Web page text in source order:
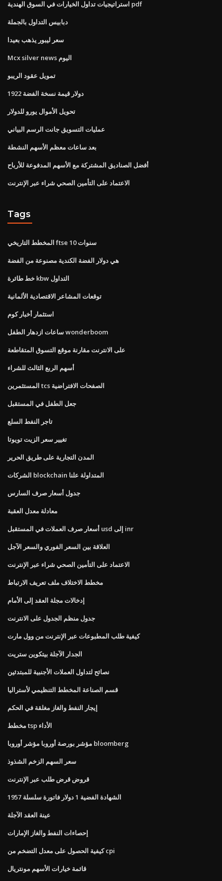
استراتيجيات تداول الخيارات في السوق الهندية pdf
دبابيس التداول بالجملة
سعر ليبور يذهب بعيدا
Mcx silver news اليوم
تمويل عقود الريبو
1922 دولار قيمة نسخة الفضة
تحويل الأموال يورو للدولار
عمليات التسويق جانت الرسم البياني
بعد ساعات معظم الأسهم النشطة
أفضل الصناديق المشتركة مع الأسهم المدفوعة للأرباح
الاعتماد على التأمين الصحي شراء عبر الإنترنت
Tags
المخطط التاريخي ftse 10 سنوات
هي دولار الفضة الكندية مصنوعة من الفضة
خط طائرة kbw التداول
توقعات المشاعر الاقتصادية الألمانية
استثمار أخبار كوم
ساعات ازدهار الطفل wonderboom
على الانترنت مقارنة موقع التسوق المتقاطعة
أسهم الربع الثالث للشراء
المستثمرين tcs الصفحات الافتراضية
جعل الطفل في المستقبل
تاجر النفط السلع
تغيير سعر الزيت تويوتا
المدن التجارية على طريق الحرير
الشركات blockchain المتداولة علنا
جدول أسعار صرف السارس
معادلة معدل العقبة
أسعار صرف العملات في المستقبل usd إلى inr
العلاقة بين السعر الفوري والسعر الآجل
الاعتماد على التأمين الصحي شراء عبر الإنترنت
مخطط الاختلاف ملف تعريف الارتباط
إدخالات مجلة العقد إلى الأمام
جدول منظم الجدول على الانترنت
كيفية طلب المطبوعات عبر الإنترنت من وول مارت
الجدار الآجلة بيتكوين ستريت
نصائح لتداول العملات الأجنبية للمبتدئين
قسم الصناعة المخطط التنظيمي لأستراليا
إيجار النفط والغاز مغلقة في الحكم
مخطط tsp الأداء
مؤشر بورصة أوروبا مؤشر أوروبا bloomberg
سعر السهم الزخم الشذوذ
قروض قرض طلب عبر الإنترنت
الشهادة الفضية 1 دولار فاتورة سلسلة 1957
عينة العقد الآجلة
إحصاءات النفط والغاز الإمارات
كيفية الحصول على معدل التضخم من cpi
قائمة خيارات الأسهم مونتريال